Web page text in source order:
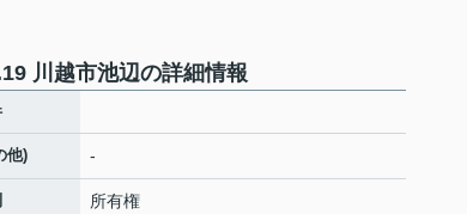
川越市池辺の詳細情報
他) -
所有権